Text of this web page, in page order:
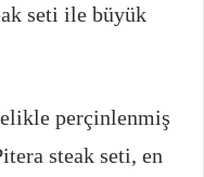
seti ile büyük
perçinlenmiş
steak seti, en